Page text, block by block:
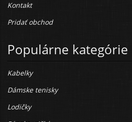
Kontakt
Pridať obchod
Populárne kategórie
Kabelky
Dámske tenisky
Lodičky